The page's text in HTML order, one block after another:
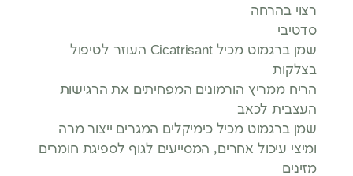
רצוי בהרחה
סדטיבי
שמן ברגמוט מכיל Cicatrisant העוזר לטיפול
בצלקות
הריח ממריץ הורמונים המפחיתים את הרגישות
העצבית לכאב
שמן ברגמוט מכיל כימיקלים המגרים ייצור מרה
ומיצי עיכול אחרים, המסייעים לגוף לספיגת חומרים
מזינים